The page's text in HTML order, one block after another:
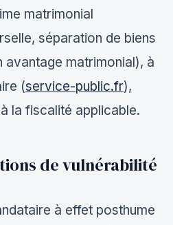
matrimonial
séparation de biens
avantage matrimonial), à
(service-public.fr),
la fiscalité applicable.
de vulnérabilité
à effet posthume